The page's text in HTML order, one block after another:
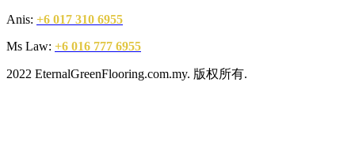
Anis: +6 017 310 6955
Ms Law: +6 016 777 6955
2022 EternalGreenFlooring.com.my. 版权所有.